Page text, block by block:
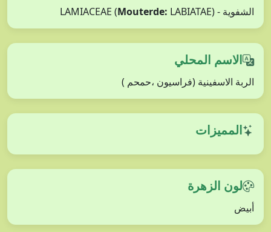
الشفوية - LAMIACEAE ( Mouterde: LABIATAE)
الاسم المحلي
الربة الاسفينية (فراسيون ،حمحم )
المميزات
لون الزهرة
أبيض